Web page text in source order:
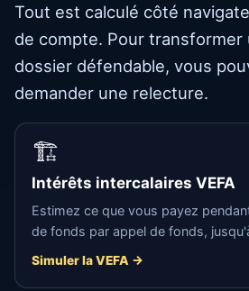
Tout est calculé côté
de compte. Pour transformer
dossier défendable, vous
demander une relecture.
🏗️
Intérêts intercalaires VEFA
Estimez ce que vous payez
de fonds par appel de fonds,
Simuler la VEFA →